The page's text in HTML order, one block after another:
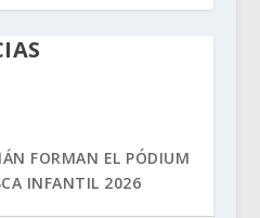
FORMAN EL PÓDIUM
INFANTIL 2026